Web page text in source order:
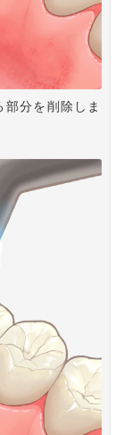
分を削除しま